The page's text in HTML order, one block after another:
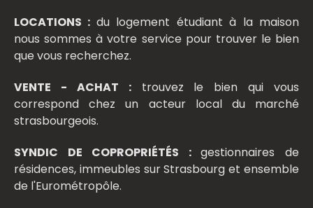
LOCATIONS : du logement étudiant à la maison
nous sommes à votre service pour trouver le bien
que vous recherchez.
VENTE - ACHAT :trouvez le bien qui vous
correspond chez un acteur local du marché
strasbourgeois.
SYNDIC DE COPROPRIÉTÉS :gestionnaires de
résidences, immeubles sur Strasbourg et ensemble
de l'Eurométropôle.